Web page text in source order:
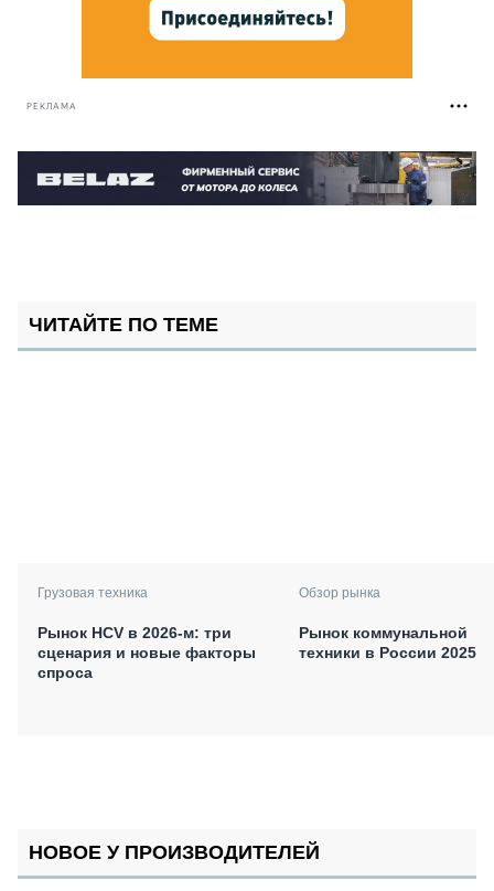
РЕКЛАМА
ЧИТАЙТЕ ПО ТЕМЕ
Грузовая техника
Рынок HCV в 2026-м: три
сценария и новые факторы
спроса
Обзор рынка
Рынок коммунальной
техники в России 2025
НОВОЕ У ПРОИЗВОДИТЕЛЕЙ